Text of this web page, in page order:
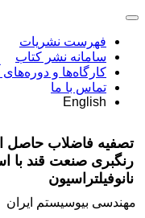
فهرست نشریات
سامانه نشر کتاب
کارگاه‌ها و
تماس با ما
English
تصفیه فاضلاب حاصل
رنگبری صنعت قند با
نانوفیلتراسیون
مهندسی بیوسیستم ایران